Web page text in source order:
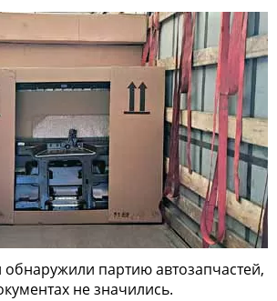
партию автозапчастей,
не значились.